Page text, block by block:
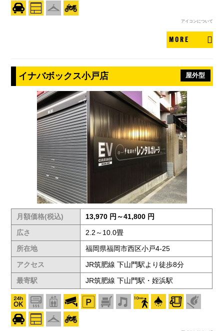
アイコンについて
MORE
イナバボックス小戸店 屋外型
月額価格(税込)
13,970 円～41,800 円
広さ
2.2～10.0畳
所在地
福岡県福岡市西区小戸4-25
アクセス
JR筑肥線 下山門駅より徒歩8分
最寄駅
JR筑肥線 下山門駅・姪浜駅